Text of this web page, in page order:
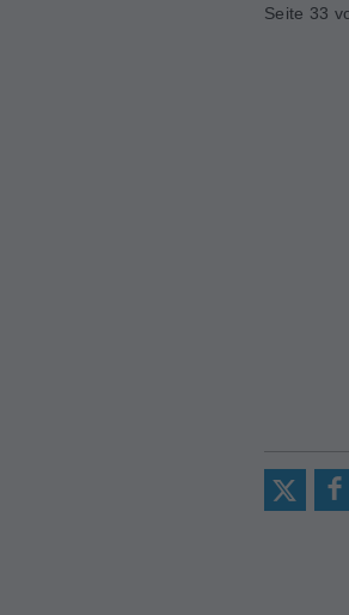
Seite 33